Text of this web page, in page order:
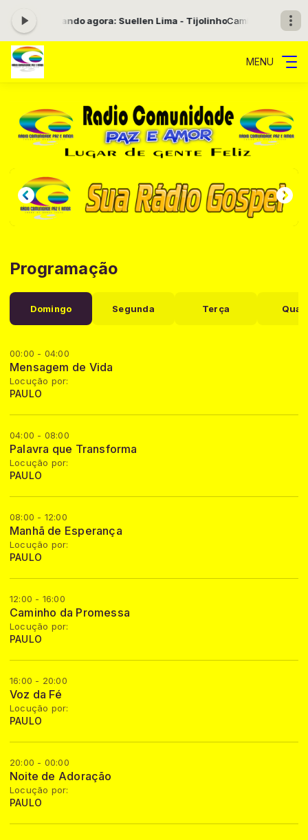
- Tocando agora: Suellen Lima - TijolinhoCaminho da
MENU
Programação
Domingo Segunda Terça
00:00 - 04:00
Mensagem de Vida
Locução por:
PAULO
04:00 - 08:00
Palavra que Transforma
Locução por:
PAULO
08:00 - 12:00
Manhã de Esperança
Locução por:
PAULO
12:00 - 16:00
Caminho da Promessa
Locução por:
PAULO
16:00 - 20:00
Voz da Fé
Locução por:
PAULO
20:00 - 00:00
Noite de Adoração
Locução por:
PAULO